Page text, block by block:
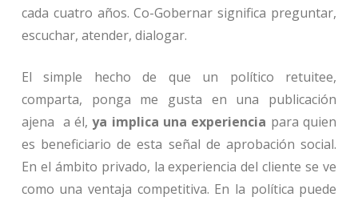
cada cuatro años. Co-Gobernar significa preguntar,
escuchar, atender, dialogar.
El simple hecho de que un político retuitee,
comparta, ponga me gusta en una publicación
ajena a él,ya implica una experiencia para quien
es beneficiario de esta señal de aprobación social.
En el ámbito privado, la experiencia del cliente se ve
como una ventaja competitiva. En la política puede